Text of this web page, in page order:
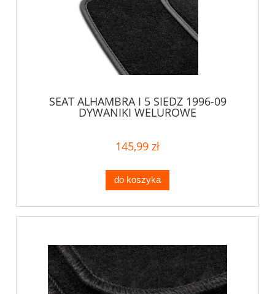
SEAT ALHAMBRA I 5 SIEDZ 1996-09
DYWANIKI WELUROWE
145,99 zł
do koszyka